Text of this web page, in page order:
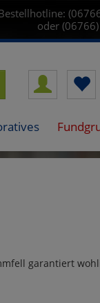
oder
garantiert